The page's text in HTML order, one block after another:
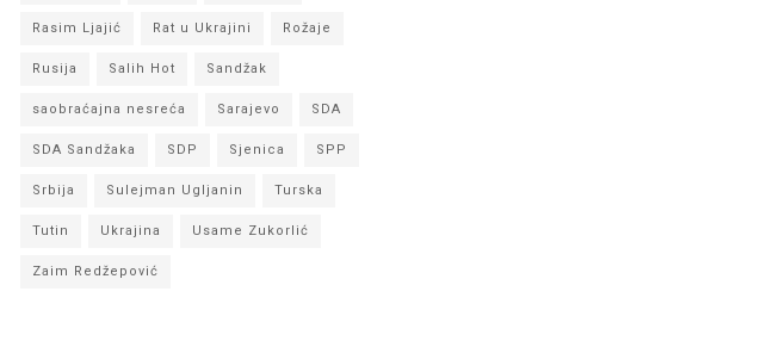
Rasim Ljajić Rat u Ukrajini Rožaje
Rusija Salih Hot Sandžak
saobraćajna nesreća Sarajevo SDA
SDA Sandžaka SDP Sjenica SPP
Srbija Sulejman Ugljanin Turska
Tutin Ukrajina Usame Zukorlić
Zaim Redžepović